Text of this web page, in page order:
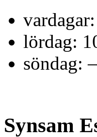
vardagar:
lördag:
söndag:–
Synsam